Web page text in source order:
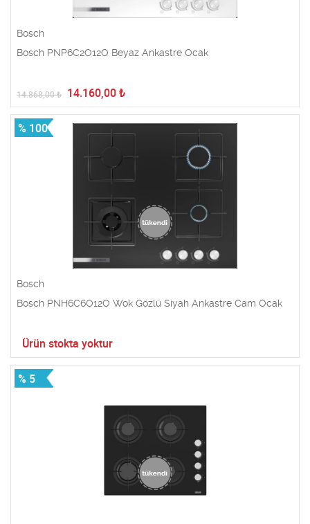
Bosch
Bosch PNP6C2O12O Beyaz Ankastre Ocak
14.868,00₺ 14.160,00 ₺
% 100
Bosch
Bosch PNH6C6O12O Wok Gözlü Siyah Ankastre Cam Ocak
Ürün stokta yoktur
% 5